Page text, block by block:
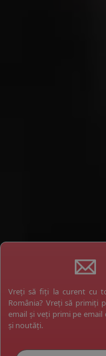
Vreți să fiți la curent cu
România? Vreți să primiți
email și veți primi pe
și noutăți.